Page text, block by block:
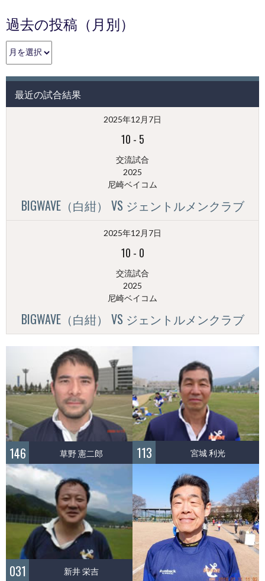
過去の投稿（月別）
過
去
投
（月
最近の試合結果
2025年12月7日
10 - 5
交流試合
2025
尼崎ベイコム
BIGWAVE（白紺） VS ジェントルメンクラブ
2025年12月7日
10 - 0
交流試合
2025
尼崎ベイコム
BIGWAVE（白紺） VS ジェントルメンクラブ
146 草野 憲二郎 113 宮城 利光
031 新井 栄吉